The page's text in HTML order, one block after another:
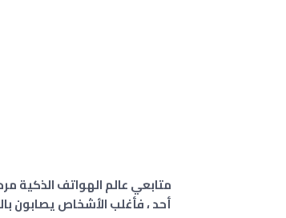
متابعي عالم الهواتف الذكية
أحد ، فأغلب الأشخاص يصابون